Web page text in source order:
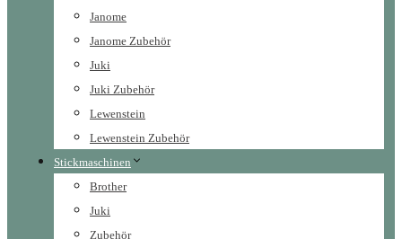
Janome
Janome Zubehör
Juki
Juki Zubehör
Lewenstein
Lewenstein Zubehör
Stickmaschinen
Brother
Juki
Zubehör